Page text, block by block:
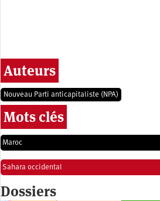
Auteurs
Nouveau Parti anticapitaliste (NPA)
Mots clés
Maroc
Sahara occidental
Dossiers